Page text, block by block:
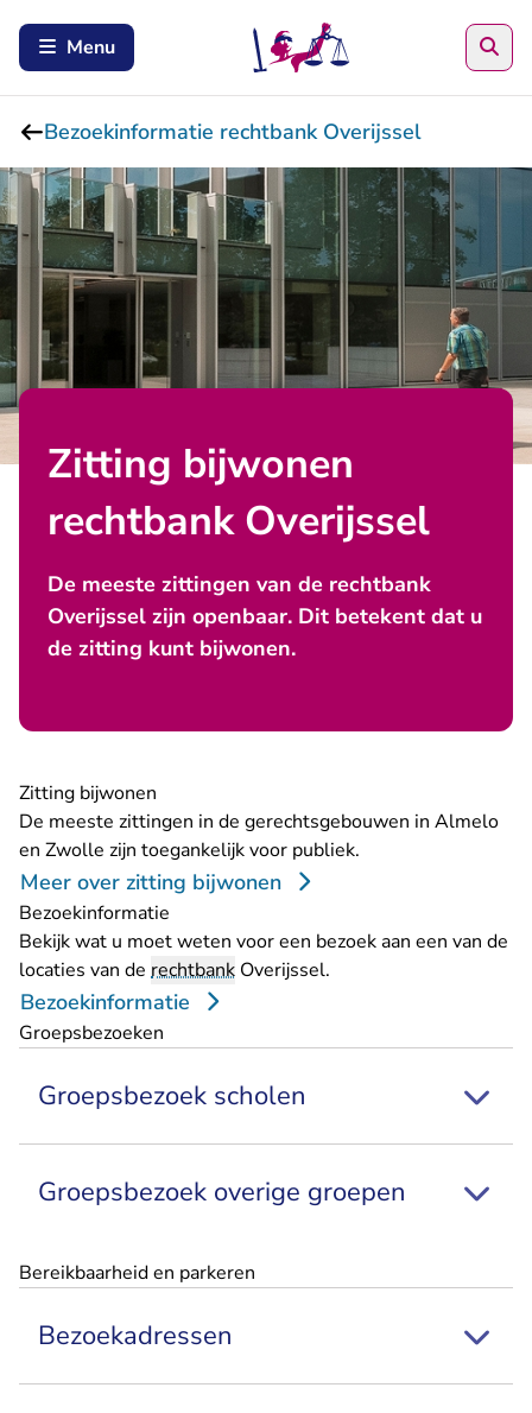
Menu
Bezoekinformatie rechtbank Overijssel
Zitting bijwonen
rechtbank Overijssel
De meeste zittingen van de rechtbank
Overijssel zijn openbaar. Dit betekent dat u
de zitting kunt bijwonen.
Zitting bijwonen
De meeste zittingen in de gerechtsgebouwen in Almelo
en Zwolle zijn toegankelijk voor publiek.
Meer over zitting bijwonen
Bezoekinformatie
Bekijk wat u moet weten voor een bezoek aan een van de
locaties van de rechtbank Overijssel.
Bezoekinformatie
Groepsbezoeken
Groepsbezoek scholen
Groepsbezoek overige groepen
Bereikbaarheid en parkeren
Bezoekadressen